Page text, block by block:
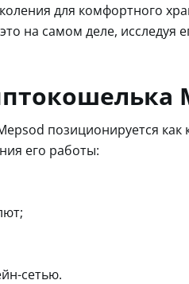
для комфортного
на самом деле, исследуя
позиционируется
его работы:
сетью.